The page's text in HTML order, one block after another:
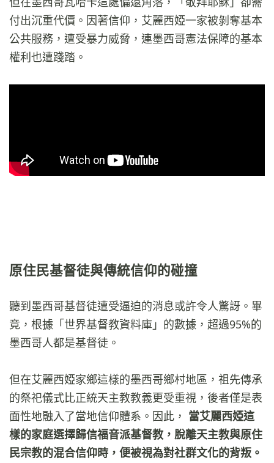
付出沉重代價。因著信仰，艾麗西婭一家被剝奪基本
公共服務，遭受暴力威脅，連墨西哥憲法保障的基本
權利也遭踐踏。
原住民基督徒與傳統信仰的碰撞
聽到墨西哥基督徒遭受逼迫的消息或許令人驚訝。畢
竟，根據「世界基督教資料庫」的數據，超過95%的
墨西哥人都是基督徒。
但在艾麗西婭家鄉這樣的墨西哥鄉村地區，祖先傳承
的祭祀儀式比正統天主教教義更受重視，後者僅是表
面性地融入了當地信仰體系。因此， 當艾麗西婭這
樣的家庭選擇歸信福音派基督教，脫離天主教與原住
民宗教的混合信仰時，便被視為對社群文化的背叛。